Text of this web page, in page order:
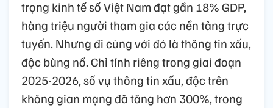
trọng kinh tế số Việt Nam đạt gần 18% GDP,
hàng triệu người tham gia các nền tảng trực
tuyến. Nhưng đi cùng với đó là thông tin xấu,
độc bùng nổ. Chỉ tính riêng trong giai đoạn
2025-2026, số vụ thông tin xấu, độc trên
không gian mạng đã tăng hơn 300%, trong